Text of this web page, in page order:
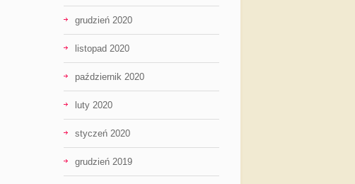
grudzień 2020
listopad 2020
październik 2020
luty 2020
styczeń 2020
grudzień 2019